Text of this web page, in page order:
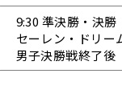
9:30 準決勝・決勝
セーレン・ドリ
男子決勝戦終了